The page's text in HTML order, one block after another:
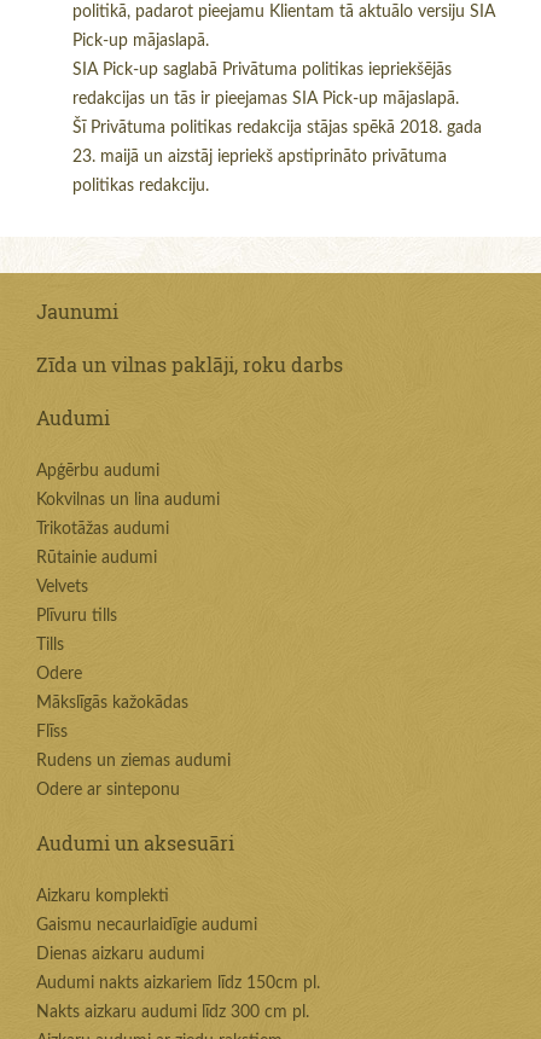
politikā, padarot pieejamu Klientam tā aktuālo versiju SIA
Pick-up mājaslapā.
SIA Pick-up saglabā Privātuma politikas iepriekšējās
redakcijas un tās ir pieejamas SIA Pick-up mājaslapā.
Šī Privātuma politikas redakcija stājas spēkā 2018. gada
23. maijā un aizstāj iepriekš apstiprināto privātuma
politikas redakciju.
Jaunumi
Zīda un vilnas paklāji, roku darbs
Audumi
Apģērbu audumi
Kokvilnas un lina audumi
Trikotāžas audumi
Rūtainie audumi
Velvets
Plīvuru tills
Tills
Odere
Mākslīgās kažokādas
Flīss
Rudens un ziemas audumi
Odere ar sinteponu
Audumi un aksesuāri
Aizkaru komplekti
Gaismu necaurlaidīgie audumi
Dienas aizkaru audumi
Audumi nakts aizkariem līdz 150cm pl.
Nakts aizkaru audumi līdz 300 cm pl.